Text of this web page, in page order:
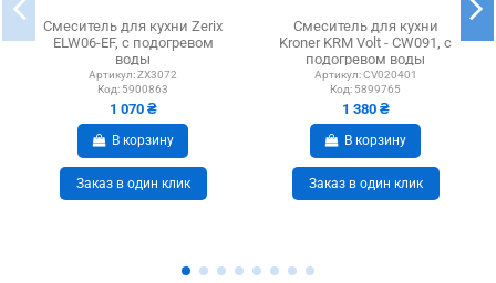
Смеситель для кухни Zerix
ELW06-EF, с подогревом
воды
Артикул:ZX3072
Код: 5900863
1 070 ₴
В корзину
Заказ в один клик
Смеситель для кухни
Kroner KRM Volt - CW091, с
подогревом воды
Артикул: CV020401
Код: 5899765
1 380 ₴
В корзину
Заказ в один клик